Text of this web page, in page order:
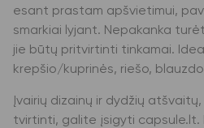
esant prastam apšvietimui,
smarkiai lyjant. Nepakanka
jie būtų pritvirtinti tinkamai.
krepšio/kuprinės, riešo,
Įvairių dizainų ir dydžių
tvirtinti, galite įsigyti capsule.lt.